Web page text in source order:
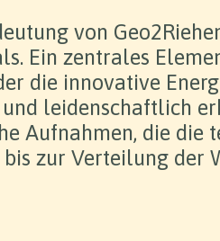
von
Ein zentrales
die innovative
leidenschaftlich
Aufnahmen, die die
zur Verteilung der